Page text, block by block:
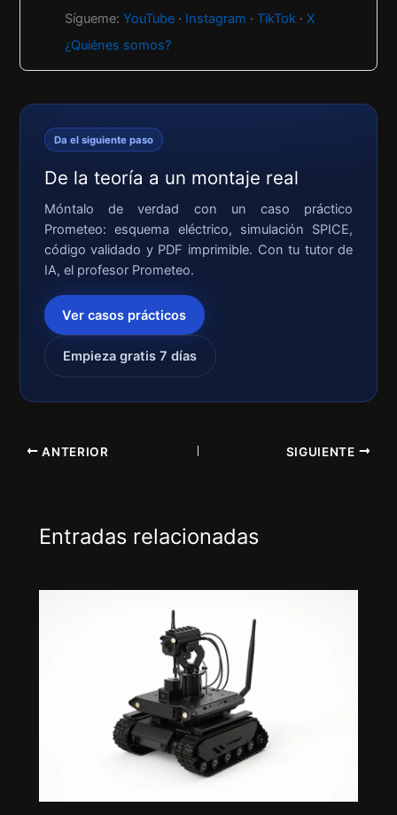
Sígueme:YouTube · Instagram ·TikTok ·X
¿Quiénes somos?
Da el siguiente paso
De la teoría a un montaje real
Móntalo de verdad con un caso práctico
Prometeo: esquema eléctrico, simulación SPICE,
código validado y PDF imprimible. Con tu tutor de
IA, el profesor Prometeo.
Ver casos prácticos
Empieza gratis 7 días
ANTERIOR SIGUIENTE
Entradas relacionadas